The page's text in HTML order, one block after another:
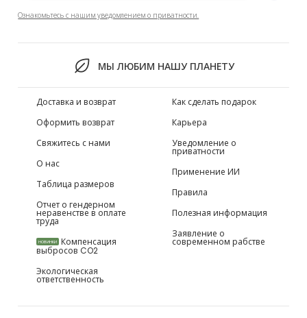
Ознакомьтесь с нашим уведомлением о приватности.
МЫ ЛЮБИМ НАШУ ПЛАНЕТУ
Доставка и возврат
Оформить возврат
Свяжитесь с нами
О нас
Таблица размеров
Отчет о гендерном
неравенстве в оплате
труда
НОВИНКИ Компенсация
выбросов CO2
Экологическая
ответственность
Как сделать подарок
Карьера
Уведомление о
приватности
Применение ИИ
Правила
Полезная информация
Заявление о
современном рабстве